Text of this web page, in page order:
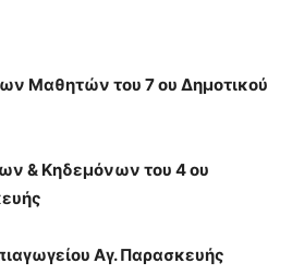
Μαθητών του 7 ου Δημοτικού
& Κηδεμόνων του 4 ου
Αγ. Παρασκευής